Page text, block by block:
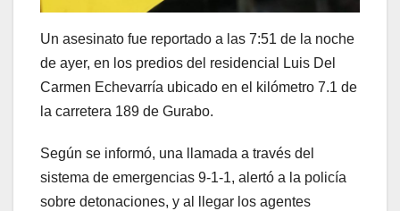
Un asesinato fue reportado a las 7:51 de la noche
de ayer, en los predios del residencial Luis Del
Carmen Echevarría ubicado en el kilómetro 7.1 de
la carretera 189 de Gurabo.
Según se informó, una llamada a través del
sistema de emergencias 9-1-1, alertó a la policía
sobre detonaciones, y al llegar los agentes